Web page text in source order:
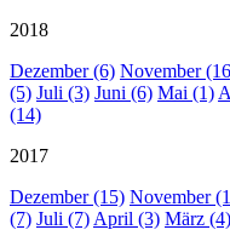
2018
Dezember (6) November
(5) Juli (3) Juni (6) Mai (1)
(14)
2017
Dezember (15) November
(7) Juli (7) April (3) März (4)